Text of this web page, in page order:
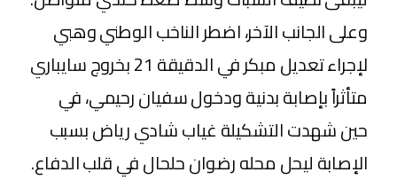
وعلى الجانب الآخر، اضطر الناخب الوطني وهبي
لإجراء تعديل مبكر في الدقيقة 21 بخروج سايباري
متأثراً بإصابة بدنية ودخول سفيان رحيمي، في
حين شهدت التشكيلة غياب شادي رياض بسبب
الإصابة ليحل محله رضوان حلحال في قلب الدفاع.